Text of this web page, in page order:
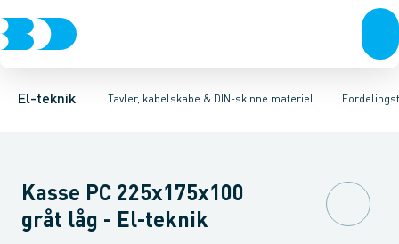
El-teknik Tavler, kabelskabe & DIN-skinne materiel
Afbrydere, stikkontakter & lampeudtagForgreningsmateriel
Tavler, kapsling og rackskabe Fordelings-/byggepladstavler
Tilbehør til gruppetavlerDæksel for montagekasse
Kasse PC 225x175x100
gråt låg - El-teknik